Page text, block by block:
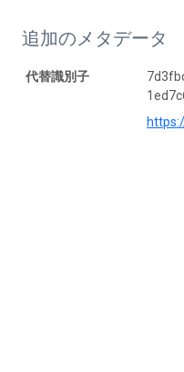
追加のメタデータ
代替識別子